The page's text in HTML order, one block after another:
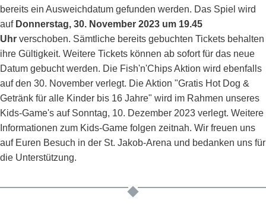
bereits ein Ausweichdatum gefunden werden. Das Spiel wird
auf Donnerstag, 30. November 2023 um 19.45
Uhr verschoben. Sämtliche bereits gebuchten Tickets behalten
ihre Gültigkeit. Weitere Tickets können ab sofort für das neue
Datum gebucht werden. Die Fish'n'Chips Aktion wird ebenfalls
auf den 30. November verlegt. Die Aktion "Gratis Hot Dog &
Getränk für alle Kinder bis 16 Jahre" wird im Rahmen unseres
Kids-Game's auf Sonntag, 10. Dezember 2023 verlegt. Weitere
Informationen zum Kids-Game folgen zeitnah. Wir freuen uns
auf Euren Besuch in der St. Jakob-Arena und bedanken uns für
die Unterstützung.